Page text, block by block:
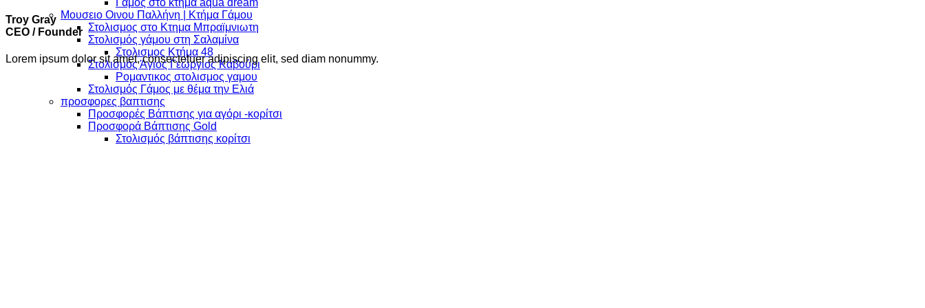
Γαμος στο κτημα aqua dream
Μουσειο Οινου Παλλήνη | Κτήμα Γάμου
Στολισμος στο Κτημα Μπραϊμνιωτη
Στολισμός γάμου στη Σαλαμίνα
Στολισμος Κτήμα 48
Στολισμός Άγιος Γεώργιος Καβούρι
Ρομαντικος στολισμος γαμου
Στολισμός Γάμος με θέμα την Ελιά
προσφορες βαπτισης
Προσφορές Βάπτισης για αγόρι -κορίτσι
Προσφορά Βάπτισης Gold
Στολισμός βάπτισης κορίτσι
Troy Gray
CEO / Founder
Lorem ipsum dolor sit amet, consectetuer adipiscing elit, sed diam nonummy.